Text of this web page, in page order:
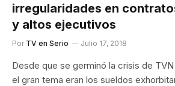
irregularidades en
y altos ejecutivos
Por TV en Serio Julio 17, 2018
Desde que se germinó la crisis de TVN
el gran tema eran los sueldos